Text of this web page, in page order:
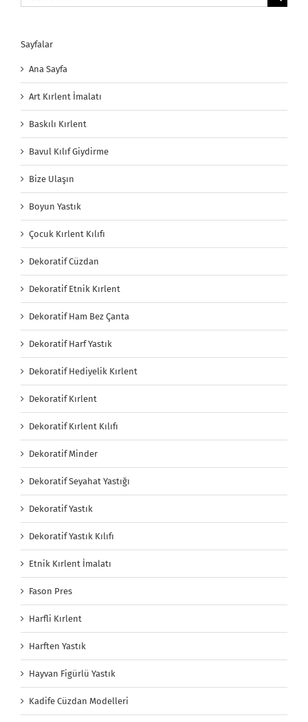
for:
Sayfalar
Ana Sayfa
Art Kırlent İmalatı
Baskılı Kırlent
Bavul Kılıf Giydirme
Bize Ulaşın
Boyun Yastık
Çocuk Kırlent Kılıfı
Dekoratif Cüzdan
Dekoratif Etnik Kırlent
Dekoratif Ham Bez Çanta
Dekoratif Harf Yastık
Dekoratif Hediyelik Kırlent
Dekoratif Kırlent
Dekoratif Kırlent Kılıfı
Dekoratif Minder
Dekoratif Seyahat Yastığı
Dekoratif Yastık
Dekoratif Yastık Kılıfı
Etnik Kırlent İmalatı
Fason Pres
Harfli Kırlent
Harften Yastık
Hayvan Figürlü Yastık
Kadife Cüzdan Modelleri